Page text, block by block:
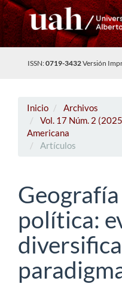
ISSN:0719-3432Versión
Inicio
Archivos
Vol. 17 Núm. 2
Americana
Artículos
política: